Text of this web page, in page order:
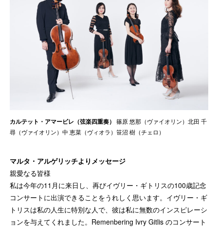
カルテット・アマービレ（弦楽四重奏） 篠原 悠那（ヴァイオリン）北田 千
尋（ヴァイオリン）中 恵菜（ヴィオラ）笹沼 樹（チェロ）
マルタ・アルゲリッチよりメッセージ
親愛なる皆様
私は今年の11月に来日し、再びイヴリー・ギトリスの100歳記念
コンサートに出演できることをうれしく思います。イヴリー・ギ
トリスは私の人生に特別な人で、彼は私に無数のインスピレーシ
ョンを与えてくれました。Remenbering Ivry Gitlis のコンサート